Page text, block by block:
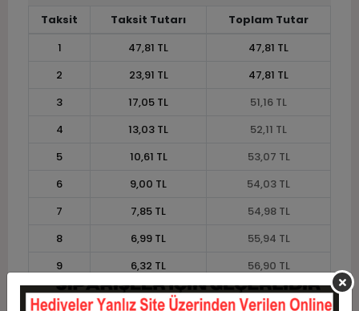
Taksit Taksit Tutarı
Toplam Tutar
1
47,81 TL
47,81 TL
2
23,91 TL
47,81 TL
3
17,05 TL
51,16 TL
4
13,03 TL
52,11 TL
5
10,61 TL
53,07 TL
6
9,00 TL
54,03 TL
7
7,85 TL
54,98 TL
8
6,99 TL
55,94 TL
9
6,32 TL
56,90 TL
10
5,79 TL
57,85 TL